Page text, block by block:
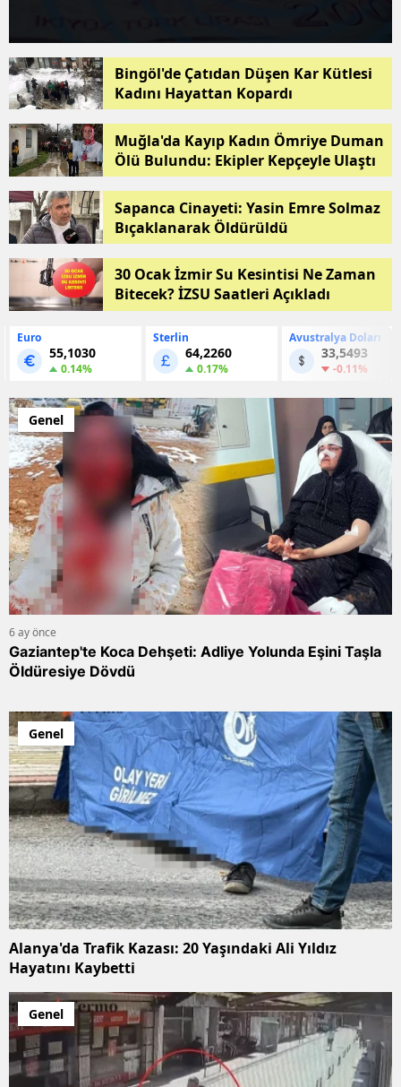
Bingöl'de Çatıdan Düşen Kar Kütlesi
Kadını Hayattan Kopardı
Muğla'da Kayıp Kadın Ömriye Duman
Ölü Bulundu: Ekipler Kepçeyle Ulaştı
Sapanca Cinayeti: Yasin Emre Solmaz
Bıçaklanarak Öldürüldü
30 Ocak İzmir Su Kesintisi Ne Zaman
Bitecek? İZSU Saatleri Açıkladı
Sterlin
64,2260
0.17%
Avustralya Doları
33,5493
-0.11%
Kanada Doları
33,9717
0.03%
Genel
6 ay önce
Gaziantep'te Koca Dehşeti: Adliye Yolunda Eşini Taşla
Öldüresiye Dövdü
Genel
Alanya'da Trafik Kazası: 20 Yaşındaki Ali Yıldız
Hayatını Kaybetti
Genel